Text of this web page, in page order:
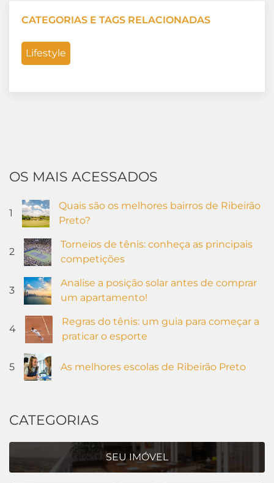
CATEGORIAS E TAGS RELACIONADAS
Lifestyle
OS MAIS ACESSADOS
1
Quais são os melhores bairros de Ribeirão
Preto?
2
Torneios de tênis: conheça as principais
competições
3
Analise a posição solar antes de comprar
um apartamento!
4
Regras do tênis: um guia para começar a
praticar o esporte
5 As melhores escolas de Ribeirão Preto
CATEGORIAS
SEU IMÓVEL